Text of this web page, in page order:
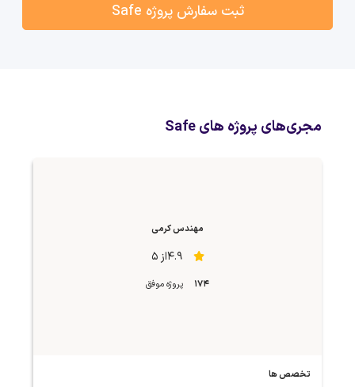
ثبت سفارش پروژه Safe
مجری‌های پروژه های Safe
مهندس کرمی
4.9از 5
174 پروژه موفق
تخصص ها